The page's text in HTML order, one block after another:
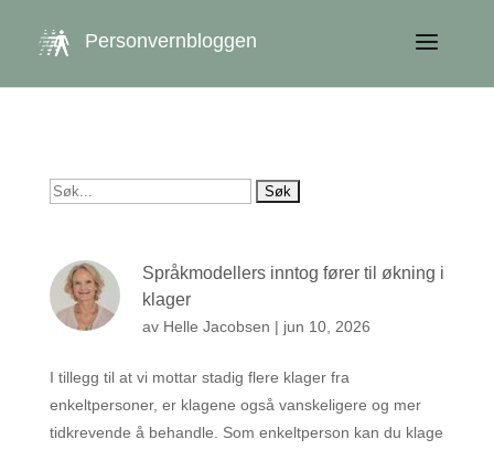
Personvernbloggen
Søk
Språkmodellers inntog fører til økning i
klager
av Helle Jacobsen | jun 10, 2026
I tillegg til at vi mottar stadig flere klager fra
enkeltpersoner, er klagene også vanskeligere og mer
tidkrevende å behandle. Som enkeltperson kan du klage